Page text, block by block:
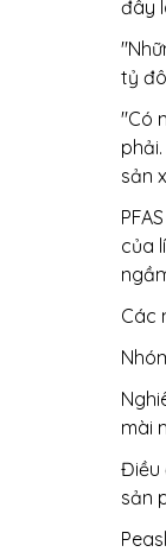
đây
tỷ
"Có
sản
của
Các
mài
Điều
sản